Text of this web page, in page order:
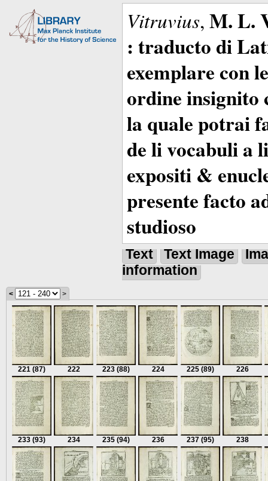
Vitruvius, M. L.
: traducto di
exemplare con
ordine insignito
la quale potrai
de li vocabuli a
expositi &
presente facto
studioso
Text Text Image
information
< >
221 (87) 222 223 (88) 224 225 (89) 226
233 (93) 234 235 (94) 236 237 (95) 238